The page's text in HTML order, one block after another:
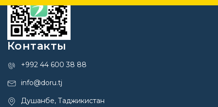
Контакты
+992 44 600 38 88
info@doru.tj
Душанбе, Таджикистан